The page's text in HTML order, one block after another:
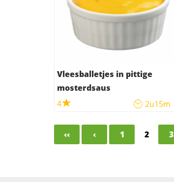
Vleesballetjes in pittige
mosterdsaus
4
2u15m
‹‹ ‹ 1 2 3